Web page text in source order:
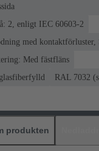
2, enligt IEC 60603-2
med kontaktförluster,
Med fästfläns
RAL 7032
produkten